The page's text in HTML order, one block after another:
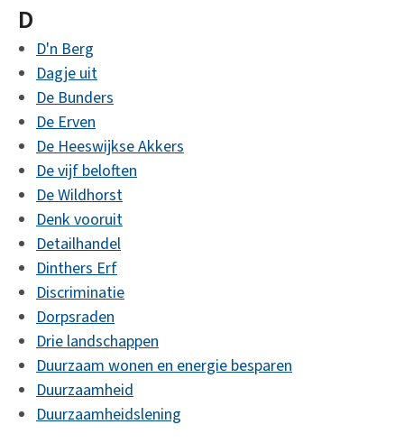
D
D'n Berg
Dagje uit
De Bunders
De Erven
De Heeswijkse Akkers
De vijf beloften
De Wildhorst
Denk vooruit
Detailhandel
Dinthers Erf
Discriminatie
Dorpsraden
Drie landschappen
Duurzaam wonen en energie besparen
Duurzaamheid
Duurzaamheidslening